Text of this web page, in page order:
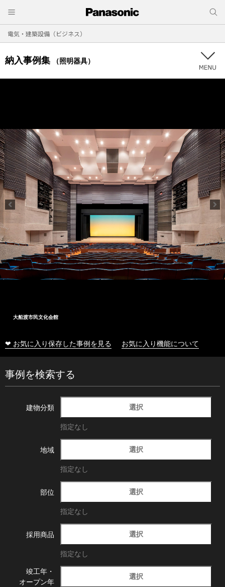
電気・建築設備（ビジネス）
納入事例集 （照明器具）
大船渡市民文化会館
❤ お気に入り保存した事例を見る お気に入り機能について
事例を検索する
建物分類 選択
指定なし
地域 選択
指定なし
部位 選択
指定なし
採用商品 選択
指定なし
竣工年・
オープン年
選択